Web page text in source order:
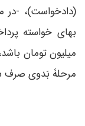
مرحلۀ بَدوی صرف